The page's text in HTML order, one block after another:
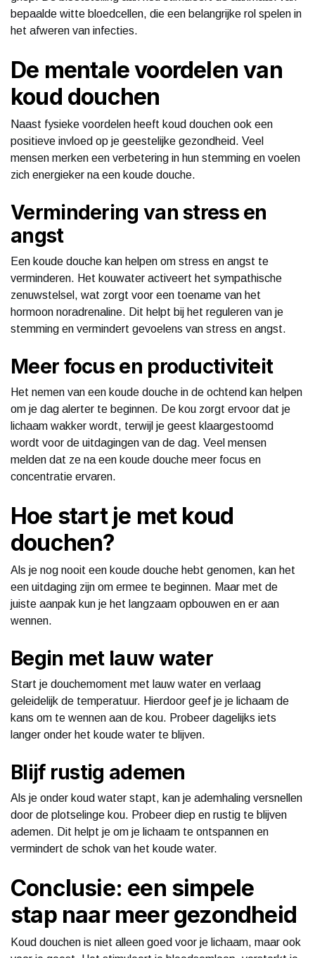
bepaalde witte bloedcellen, die een belangrijke rol spelen in
het afweren van infecties.
De mentale voordelen van
koud douchen
Naast fysieke voordelen heeft koud douchen ook een
positieve invloed op je geestelijke gezondheid. Veel
mensen merken een verbetering in hun stemming en voelen
zich energieker na een koude douche.
Vermindering van stress en
angst
Een koude douche kan helpen om stress en angst te
verminderen. Het kouwater activeert het sympathische
zenuwstelsel, wat zorgt voor een toename van het
hormoon noradrenaline. Dit helpt bij het reguleren van je
stemming en vermindert gevoelens van stress en angst.
Meer focus en productiviteit
Het nemen van een koude douche in de ochtend kan helpen
om je dag alerter te beginnen. De kou zorgt ervoor dat je
lichaam wakker wordt, terwijl je geest klaargestoomd
wordt voor de uitdagingen van de dag. Veel mensen
melden dat ze na een koude douche meer focus en
concentratie ervaren.
Hoe start je met koud
douchen?
Als je nog nooit een koude douche hebt genomen, kan het
een uitdaging zijn om ermee te beginnen. Maar met de
juiste aanpak kun je het langzaam opbouwen en er aan
wennen.
Begin met lauw water
Start je douchemoment met lauw water en verlaag
geleidelijk de temperatuur. Hierdoor geef je je lichaam de
kans om te wennen aan de kou. Probeer dagelijks iets
langer onder het koude water te blijven.
Blijf rustig ademen
Als je onder koud water stapt, kan je ademhaling versnellen
door de plotselinge kou. Probeer diep en rustig te blijven
ademen. Dit helpt je om je lichaam te ontspannen en
vermindert de schok van het koude water.
Conclusie: een simpele
stap naar meer gezondheid
Koud douchen is niet alleen goed voor je lichaam, maar ook